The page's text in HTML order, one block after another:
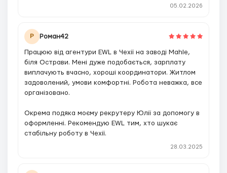
05.02.2026
Р Роман42
Працюю від агентури EWL в Чехії на заводі Mahle,
біля Острави. Мені дуже подобається, зарплату
виплачують вчасно, хороші координатори. Житлом
задоволений, умови комфортні. Робота неважка, все
організовано.
Окрема подяка моєму рекрутеру Юлії за допомогу в
оформленні. Рекомендую EWL тим, хто шукає
стабільну роботу в Чехії.
28.03.2025